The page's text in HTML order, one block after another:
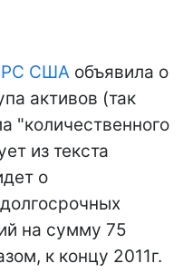
США объявила о
активов (так
"количественного
из текста
о
на сумму 75
к концу 2011г.